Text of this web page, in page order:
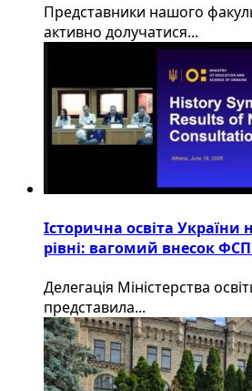
​Представники нашого
активно долучатися...
Історична освіта України
рівні: вагомий внесок
Делегація Міністерства
представила...